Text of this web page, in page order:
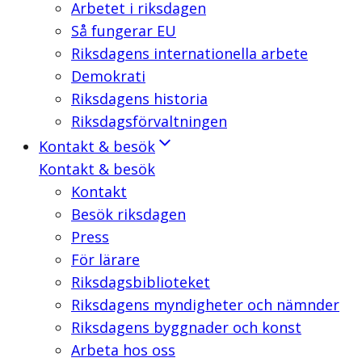
Arbetet i riksdagen
Så fungerar EU
Riksdagens internationella arbete
Demokrati
Riksdagens historia
Riksdagsförvaltningen
Kontakt & besök
Kontakt & besök
Kontakt
Besök riksdagen
Press
För lärare
Riksdagsbiblioteket
Riksdagens myndigheter och nämnder
Riksdagens byggnader och konst
Arbeta hos oss